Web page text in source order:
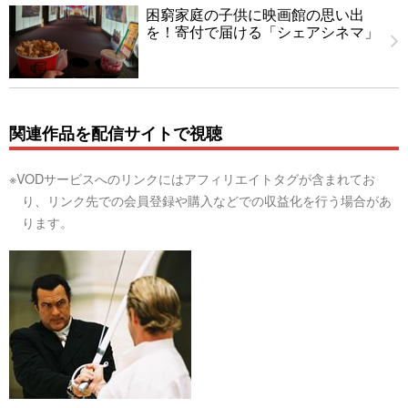
困窮家庭の子供に映画館の思い出
を！寄付で届ける「シェアシネマ」
関連作品を配信サイトで視聴
※VODサービスへのリンクにはアフィリエイトタグが含まれてお
り、リンク先での会員登録や購入などでの収益化を行う場合があ
ります。